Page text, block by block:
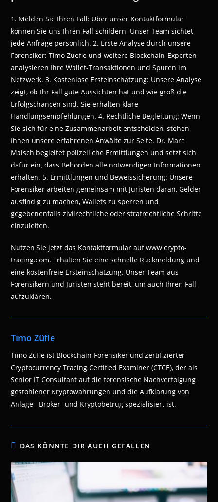
1. Melden Sie Ihren Fall: Über unser Kontaktformular
können Sie uns Ihren Fall schildern. Unser Team sichtet
jede Anfrage persönlich. 2. Erste Analyse durch unsere
Forensiker: Timo Zuefle und weitere Blockchain-Experten
analysieren Ihre Wallet-Transaktionen und Spuren im
Netzwerk. 3. Kostenlose Ersteinschätzung: Unsere Analyse
zeigt, ob Ihr Fall gute Aussichten hat und wie groß die
Erfolgschancen sind. Sie erhalten klare
Handlungsempfehlungen. 4. Rechtliche Begleitung: Wenn
Sie sich für eine Zusammenarbeit entscheiden, stehen
Ihnen unsere erfahrenen Anwälte zur Seite. Dr. Marc
Maisch begleitet polizeiliche Ermittlungen und setzt sich
dafür ein, dass Behörden alle notwendigen Informationen
erhalten. 5. Ermittlungen und Beweissicherung: Unsere
Forensiker arbeiten gemeinsam mit Juristen daran, Gelder
ausfindig zu machen, Wallets zu sperren und
gegebenenfalls zivilrechtliche oder strafrechtliche Schritte
einzuleiten.
Nutzen Sie jetzt das Kontaktformular auf www.crypto-
tracing.com. Erhalten Sie eine schnelle Rückmeldung und
eine kostenfreie Ersteinschätzung. Unser Team aus
Forensikern und Juristen steht bereit, um auch Ihren Fall
aufzuklären.
Timo Züfle
Timo Züfle ist Blockchain-Forensiker und zertifizierter
Cryptocurrency Tracing Certified Examiner (CTCE), der als
Senior IT Consultant auf die forensische Nachverfolgung
gestohlener Kryptowährungen und die Aufklärung von
Anlage-, Broker- und Kryptobetrug spezialisiert ist.
DAS KÖNNTE DIR AUCH GEFALLEN